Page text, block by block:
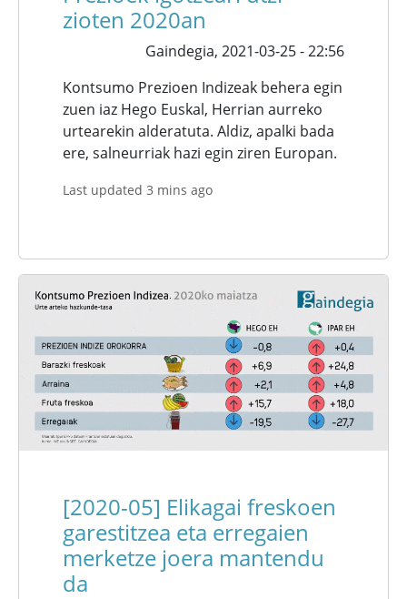
zioten 2020an
Gaindegia, 2021-03-25 - 22:56
Kontsumo Prezioen Indizeak behera egin
zuen iaz Hego Euskal, Herrian aurreko
urtearekin alderatuta. Aldiz, apalki bada
ere, salneurriak hazi egin ziren Europan.
Last updated 3 mins ago
[2020-05] Elikagai freskoen
garestitzea eta erregaien
merketze joera mantendu
da